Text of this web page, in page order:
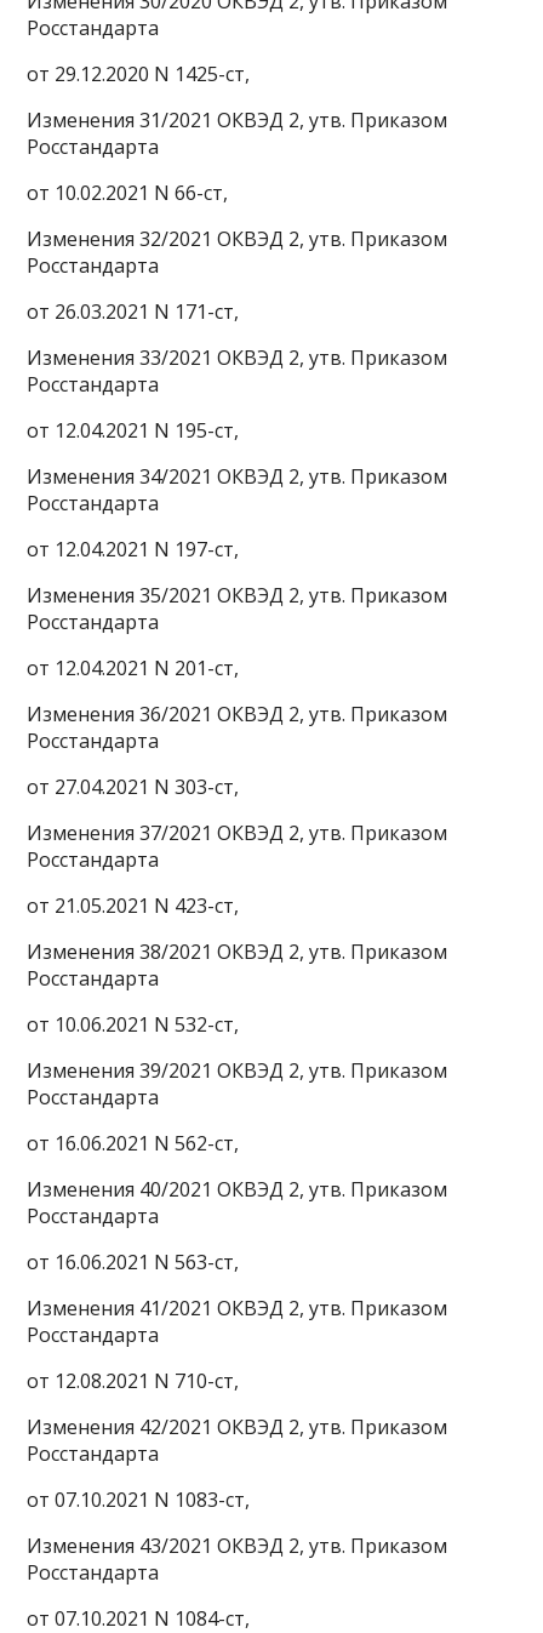
Росстандарта
от 29.12.2020 N 1425-ст,
Изменения 31/2021 ОКВЭД 2, утв. Приказом
Росстандарта
от 10.02.2021 N 66-ст,
Изменения 32/2021 ОКВЭД 2, утв. Приказом
Росстандарта
от 26.03.2021 N 171-ст,
Изменения 33/2021 ОКВЭД 2, утв. Приказом
Росстандарта
от 12.04.2021 N 195-ст,
Изменения 34/2021 ОКВЭД 2, утв. Приказом
Росстандарта
от 12.04.2021 N 197-ст,
Изменения 35/2021 ОКВЭД 2, утв. Приказом
Росстандарта
от 12.04.2021 N 201-ст,
Изменения 36/2021 ОКВЭД 2, утв. Приказом
Росстандарта
от 27.04.2021 N 303-ст,
Изменения 37/2021 ОКВЭД 2, утв. Приказом
Росстандарта
от 21.05.2021 N 423-ст,
Изменения 38/2021 ОКВЭД 2, утв. Приказом
Росстандарта
от 10.06.2021 N 532-ст,
Изменения 39/2021 ОКВЭД 2, утв. Приказом
Росстандарта
от 16.06.2021 N 562-ст,
Изменения 40/2021 ОКВЭД 2, утв. Приказом
Росстандарта
от 16.06.2021 N 563-ст,
Изменения 41/2021 ОКВЭД 2, утв. Приказом
Росстандарта
от 12.08.2021 N 710-ст,
Изменения 42/2021 ОКВЭД 2, утв. Приказом
Росстандарта
от 07.10.2021 N 1083-ст,
Изменения 43/2021 ОКВЭД 2, утв. Приказом
Росстандарта
от 07.10.2021 N 1084-ст,